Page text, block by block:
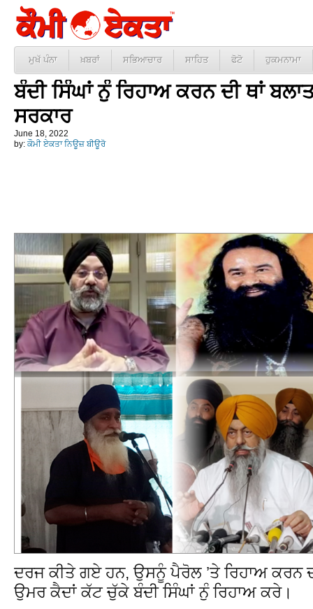
ਮੁਖੱ ਪੰਨਾ ਖ਼ਬਰਾਂ ਸਭਿਆਚਾਰ ਸਾਹਿਤ ਫੋਟੋ ਹੁਕਮਨਾਮਾ
ਬੰਦੀ ਸਿੰਘਾਂ ਨੁੰ ਰਿਹਾਅ ਕਰਨ ਦੀ ਥਾਂ
ਸਰਕਾਰ
June 18, 2022
by: ਕੌਮੀ ਏਕਤਾ ਨਿਊਜ਼ ਬੀਊਰੋ
ਦਰਜ ਕੀਤੇ ਗਏ ਹਨ, ਉਸਨੂੰ ਪੈਰੋਲ ’ਤੇ ਰਿਹਾਅ ਕਰਨ
ਉਮਰ ਕੈਦਾਂ ਕੱਟ ਚੁੱਕੇ ਬੰਦੀ ਸਿੰਘਾਂ ਨੁੰ ਰਿਹਾਅ ਕਰੇ।